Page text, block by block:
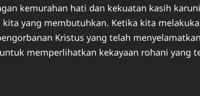
kemurahan hati dan kekuatan kasih
yang membutuhkan. Ketika kita
Kristus yang telah
memperlihatkan kekayaan rohani yang